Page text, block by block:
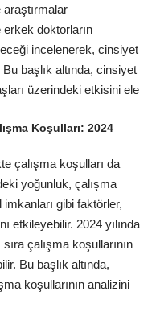
erkek doktorların
incelenerek, cinsiyet
başlık altında, cinsiyet
üzerindeki etkisini ele
Koşulları: 2024
çalışma koşulları da
yoğunluk, çalışma
gibi faktörler,
etkileyebilir. 2024 yılında
çalışma koşullarının
Bu başlık altında,
koşullarının analizini